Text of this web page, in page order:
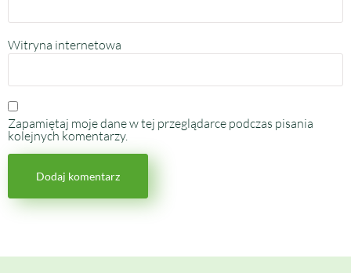
Witryna internetowa
Zapamiętaj moje dane w tej przeglądarce podczas pisania
kolejnych komentarzy.